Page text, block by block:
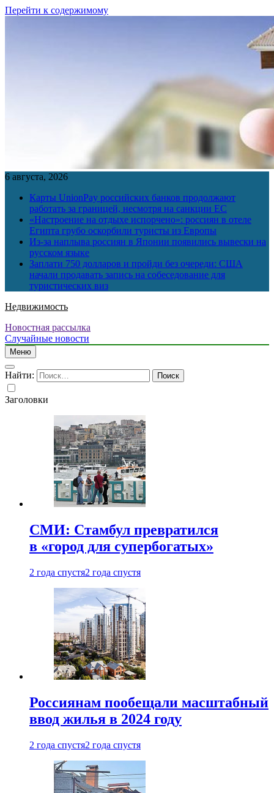
Перейти к содержимому
6 августа, 2026
Карты UnionPay российских банков продолжают
работать за границей, несмотря на санкции ЕС
«Настроение на отдыхе испорчено»: россиян в отеле
Египта грубо оскорбили туристы из Европы
Из-за наплыва россиян в Японии появились вывески на
русском языке
Заплати 750 долларов и пройди без очереди: США
начали продавать запись на собеседование для
туристических виз
Недвижимость
Новостная рассылка
Случайные новости
Меню
Найти:
Заголовки
СМИ: Стамбул превратился
в «город для супербогатых»
2 года спустя2 года спустя
Россиянам пообещали масштабный
ввод жилья в 2024 году
2 года спустя2 года спустя